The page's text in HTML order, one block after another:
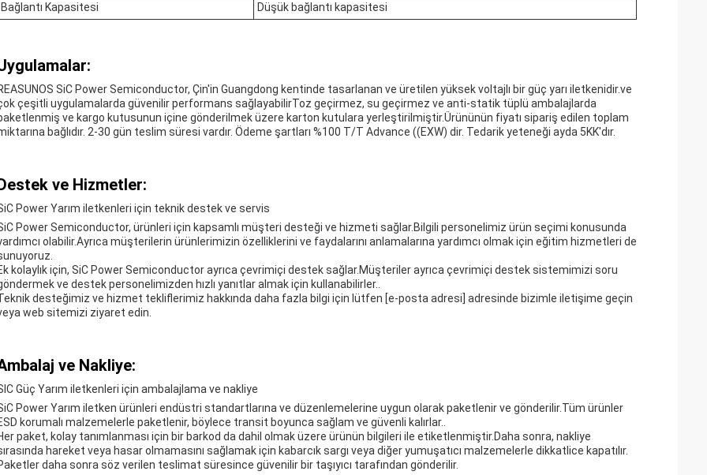
Bağlantı Kapasitesi
Düşük bağlantı kapasitesi
SiC Power Semiconductor, Çin'in Guangdong kentinde tasarlanan ve üretilen yüksek voltajlı bir güç yarı iletkenidir.ve
çeşitli uygulamalarda güvenilir performans sağlayabilirToz geçirmez, su geçirmez ve anti-statik tüplü ambalajlarda
ve kargo kutusunun içine gönderilmek üzere karton kutulara yerleştirilmiştir.Ürününün fiyatı sipariş edilen toplam
bağlıdır. 2-30 gün teslim süresi vardır. Ödeme şartları %100 T/T Advance ((EXW) dir. Tedarik yeteneği ayda 5KK'dır.
ve Hizmetler:
Power Yarım iletkenleri için teknik destek ve servis
Power Semiconductor, ürünleri için kapsamlı müşteri desteği ve hizmeti sağlar.Bilgili personelimiz ürün seçimi konusunda
olabilir.Ayrıca müşterilerin ürünlerimizin özelliklerini ve faydalarını anlamalarına yardımcı olmak için eğitim hizmetleri de
kolaylık için, SiC Power Semiconductor ayrıca çevrimiçi destek sağlar.Müşteriler ayrıca çevrimiçi destek sistemimizi soru
ve destek personelimizden hızlı yanıtlar almak için kullanabilirler..
desteğimiz ve hizmet tekliflerimiz hakkında daha fazla bilgi için lütfen [e-posta adresi] adresinde bizimle iletişime geçin
web sitemizi ziyaret edin.
ve Nakliye:
Güç Yarım iletkenleri için ambalajlama ve nakliye
Power Yarım iletken ürünleri endüstri standartlarına ve düzenlemelerine uygun olarak paketlenir ve gönderilir.Tüm ürünler
korumalı malzemelerle paketlenir, böylece transit boyunca sağlam ve güvenli kalırlar..
paket, kolay tanımlanması için bir barkod da dahil olmak üzere ürünün bilgileri ile etiketlenmiştir.Daha sonra, nakliye
hareket veya hasar olmamasını sağlamak için kabarcık sargı veya diğer yumuşatıcı malzemelerle dikkatlice kapatılır.
daha sonra söz verilen teslimat süresince güvenilir bir taşıyıcı tarafından gönderilir.